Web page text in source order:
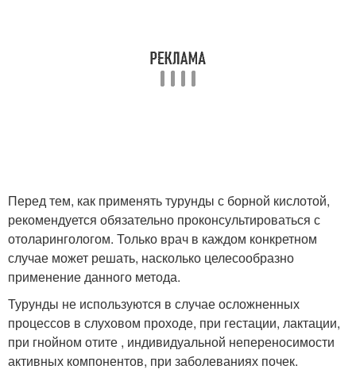
Перед тем, как применять турунды с борной кислотой,
рекомендуется обязательно проконсультироваться с
отоларингологом. Только врач в каждом конкретном
случае может решать, насколько целесообразно
применение данного метода.
Турунды не используются в случае осложненных
процессов в слуховом проходе, при гестации, лактации,
при гнойном отите , индивидуальной непереносимости
активных компонентов, при заболеваниях почек.